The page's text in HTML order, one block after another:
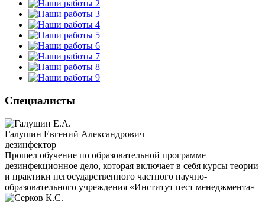
Специалисты
Галушин Евгений Александрович
дезинфектор
Прошел обучение по образовательной программе
дезинфекционное дело, которая включает в себя курсы теории
и практики негосударственного частного научно-
образовательного учреждения «Институт пест менеджмента»